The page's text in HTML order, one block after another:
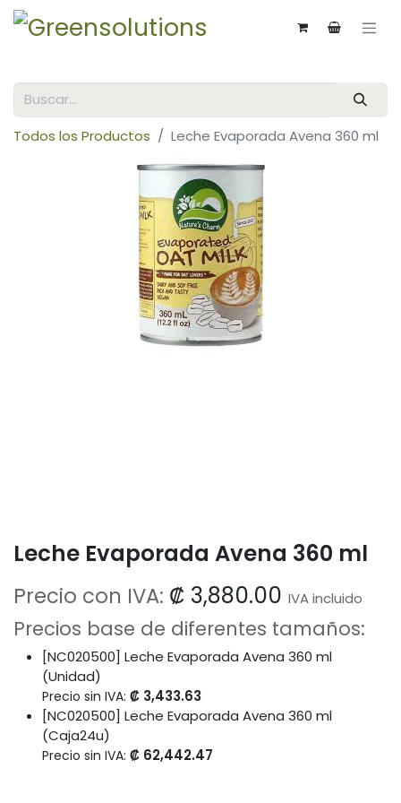
Todos los Productos Leche Evaporada Avena 360 ml
Leche Evaporada Avena 360 ml
Precio con IVA: ₡ 3,880.00 IVA incluido
Precios base de diferentes tamaños:
[NC020500] Leche Evaporada Avena 360 ml
(Unidad)
Precio sin IVA: ₡ 3,433.63
[NC020500] Leche Evaporada Avena 360 ml
(Caja24u)
Precio sin IVA: ₡ 62,442.47